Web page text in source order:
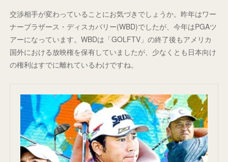
交渉相手が変わっていることにお気づきでしょうか。昨年はワー
ナーブラザース・ディスカバリー(WBD)でしたが、今年はPGAツ
アーになっています。WBDは「GOLFTV」の終了後もアメリカ
国外における放映権を保有していましたが、少なくとも日本向け
の権利はすでに離れているわけですね。